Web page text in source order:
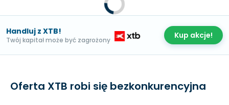
Handluj z XTB!
Twój kapitał może być zagrożony Kup akcje!
Oferta XTB robi się bezkonkurencyjna